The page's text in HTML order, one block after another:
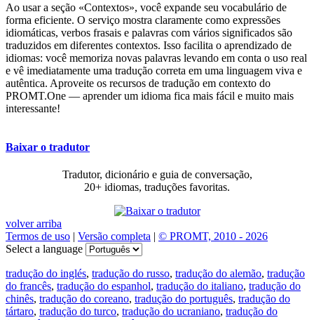
Ao usar a seção «Contextos», você expande seu vocabulário de
forma eficiente. O serviço mostra claramente como expressões
idiomáticas, verbos frasais e palavras com vários significados são
traduzidos em diferentes contextos. Isso facilita o aprendizado de
idiomas: você memoriza novas palavras levando em conta o uso real
e vê imediatamente uma tradução correta em uma linguagem viva e
autêntica. Aproveite os recursos de tradução em contexto do
PROMT.One — aprender um idioma fica mais fácil e muito mais
interessante!
Baixar o tradutor
Tradutor, dicionário e guia de conversação,
20+ idiomas, traduções favoritas.
volver arriba
Termos de uso | Versão completa | © PROMT, 2010 - 2026
Select a language
tradução do inglés, tradução do russo, tradução do alemão, tradução
do francês, tradução do espanhol, tradução do italiano, tradução do
chinês, tradução do coreano, tradução do português, tradução do
tártaro, tradução do turco, tradução do ucraniano, tradução do